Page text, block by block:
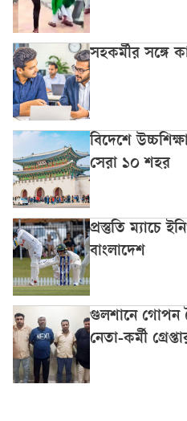
সহকর্মীর সঙ্গে
বিদেশে
সেরা ১০ শহর
প্রস্তুতি ম্যাচে
বাংলাদেশ
গুলশানে গোপন
নেতা-কর্মী